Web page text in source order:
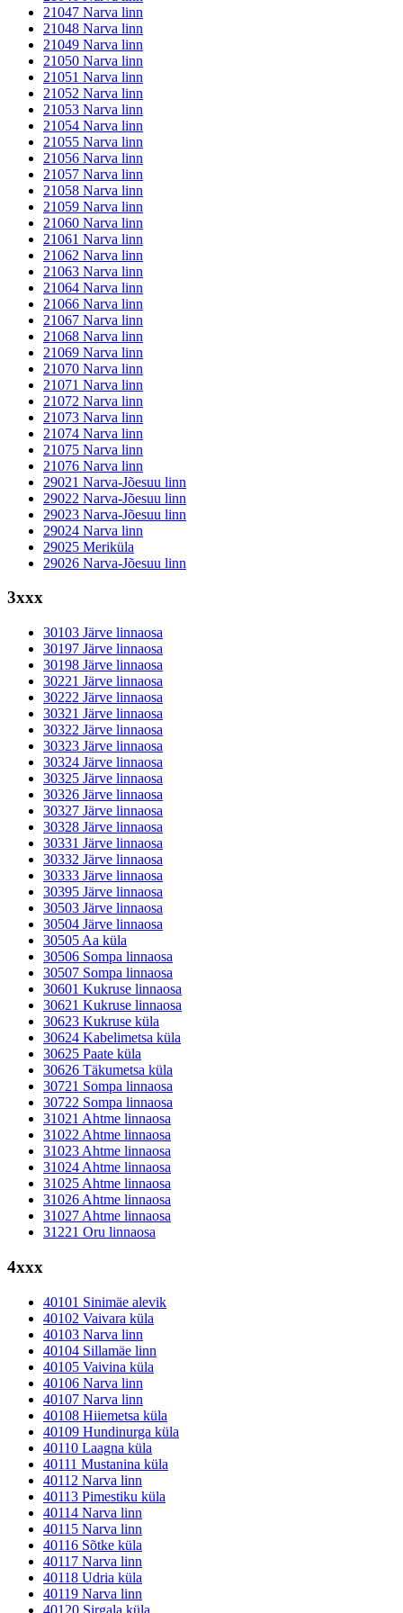
21047 Narva linn
21048 Narva linn
21049 Narva linn
21050 Narva linn
21051 Narva linn
21052 Narva linn
21053 Narva linn
21054 Narva linn
21055 Narva linn
21056 Narva linn
21057 Narva linn
21058 Narva linn
21059 Narva linn
21060 Narva linn
21061 Narva linn
21062 Narva linn
21063 Narva linn
21064 Narva linn
21066 Narva linn
21067 Narva linn
21068 Narva linn
21069 Narva linn
21070 Narva linn
21071 Narva linn
21072 Narva linn
21073 Narva linn
21074 Narva linn
21075 Narva linn
21076 Narva linn
29021 Narva-Jõesuu linn
29022 Narva-Jõesuu linn
29023 Narva-Jõesuu linn
29024 Narva linn
29025 Meriküla
29026 Narva-Jõesuu linn
3xxx
30103 Järve linnaosa
30197 Järve linnaosa
30198 Järve linnaosa
30221 Järve linnaosa
30222 Järve linnaosa
30321 Järve linnaosa
30322 Järve linnaosa
30323 Järve linnaosa
30324 Järve linnaosa
30325 Järve linnaosa
30326 Järve linnaosa
30327 Järve linnaosa
30328 Järve linnaosa
30331 Järve linnaosa
30332 Järve linnaosa
30333 Järve linnaosa
30395 Järve linnaosa
30503 Järve linnaosa
30504 Järve linnaosa
30505 Aa küla
30506 Sompa linnaosa
30507 Sompa linnaosa
30601 Kukruse linnaosa
30621 Kukruse linnaosa
30623 Kukruse küla
30624 Kabelimetsa küla
30625 Paate küla
30626 Täkumetsa küla
30721 Sompa linnaosa
30722 Sompa linnaosa
31021 Ahtme linnaosa
31022 Ahtme linnaosa
31023 Ahtme linnaosa
31024 Ahtme linnaosa
31025 Ahtme linnaosa
31026 Ahtme linnaosa
31027 Ahtme linnaosa
31221 Oru linnaosa
4xxx
40101 Sinimäe alevik
40102 Vaivara küla
40103 Narva linn
40104 Sillamäe linn
40105 Vaivina küla
40106 Narva linn
40107 Narva linn
40108 Hiiemetsa küla
40109 Hundinurga küla
40110 Laagna küla
40111 Mustanina küla
40112 Narva linn
40113 Pimestiku küla
40114 Narva linn
40115 Narva linn
40116 Sõtke küla
40117 Narva linn
40118 Udria küla
40119 Narva linn
40120 Sirgala küla